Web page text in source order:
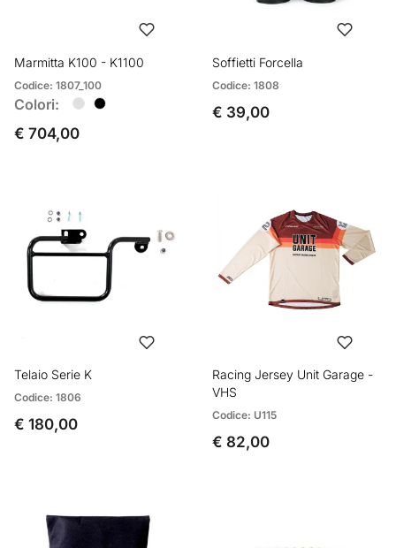
Marmitta K100 - K1100
Codice: 1807_100
Colori:
€ 704,00
Soffietti Forcella
Codice: 1808
€ 39,00
Telaio Serie K
Codice: 1806
€ 180,00
Racing Jersey Unit Garage -
VHS
Codice: U115
€ 82,00